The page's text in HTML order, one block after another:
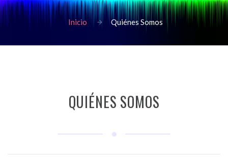
Inicio Quiénes Somos
QUIÉNES SOMOS